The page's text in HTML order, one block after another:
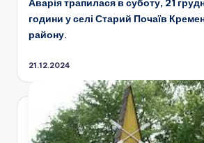
Аварія трапилася в суботу, 21
години у селі Старий Почаїв
району.
21.12.2024